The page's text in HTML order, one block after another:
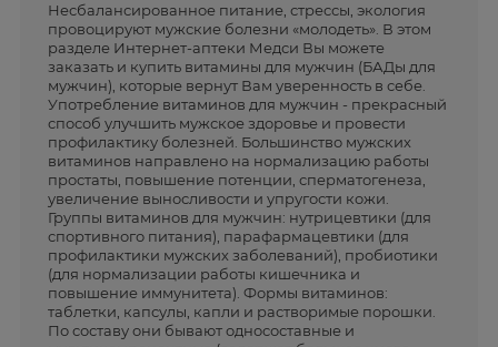
Несбалансированное питание, стрессы, экология
провоцируют мужские болезни «молодеть». В этом
разделе Интернет-аптеки Медси Вы можете
заказать и купить витамины для мужчин (БАДы для
мужчин), которые вернут Вам уверенность в себе.
Употребление витаминов для мужчин - прекрасный
способ улучшить мужское здоровье и провести
профилактику болезней. Большинство мужских
витаминов направлено на нормализацию работы
простаты, повышение потенции, сперматогенеза,
увеличение выносливости и упругости кожи.
Группы витаминов для мужчин: нутрицевтики (для
спортивного питания), парафармацевтики (для
профилактики мужских заболеваний), пробиотики
(для нормализации работы кишечника и
повышение иммунитета). Формы витаминов:
таблетки, капсулы, капли и растворимые порошки.
По составу они бывают односоставные и